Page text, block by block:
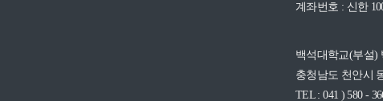
계좌번호 : 신한
백석대학교(부설)
충청남도 천안시
TEL : 041 ) 580 -